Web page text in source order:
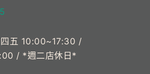
四五 10:00~17:30 /
/ *週二店休日*